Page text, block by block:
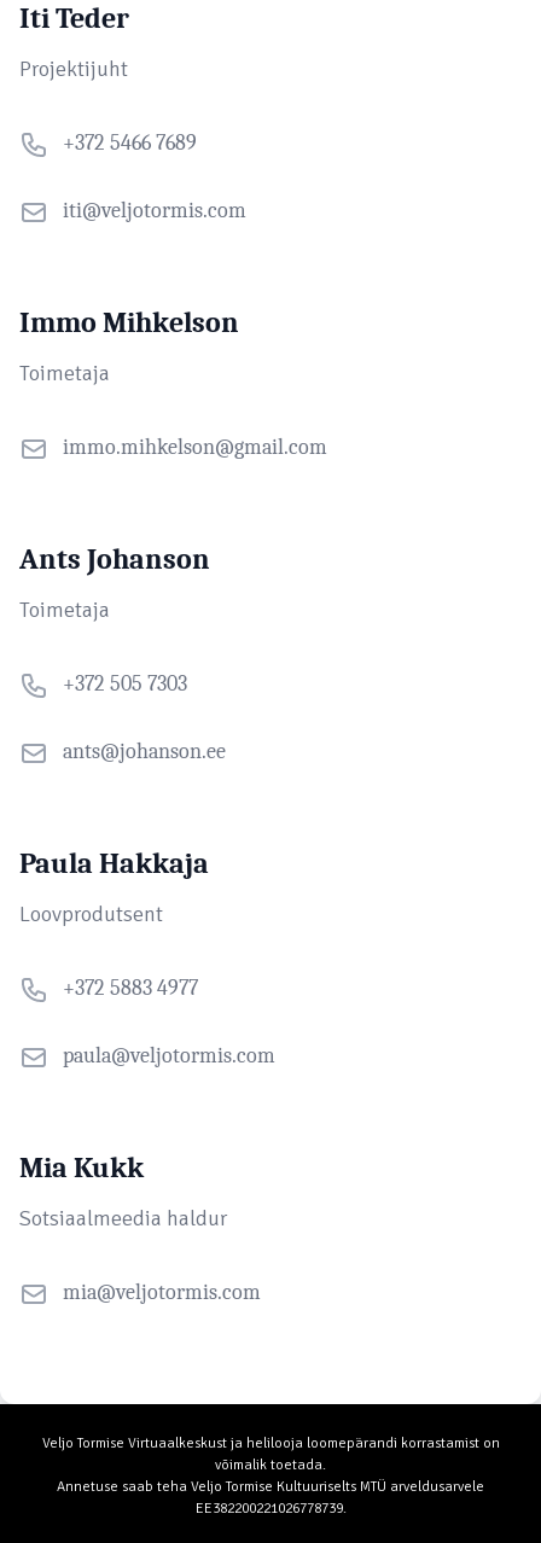
Iti Teder
Projektijuht
+372 5466 7689
iti@veljotormis.com
Immo Mihkelson
Toimetaja
immo.mihkelson@gmail.com
Ants Johanson
Toimetaja
+372 505 7303
ants@johanson.ee
Paula Hakkaja
Loovprodutsent
+372 5883 4977
paula@veljotormis.com
Mia Kukk
Sotsiaalmeedia haldur
mia@veljotormis.com
Veljo Tormise Virtuaalkeskust ja helilooja loomepärandi korrastamist on
võimalik toetada.
Annetuse saab teha Veljo Tormise Kultuuriselts MTÜ arveldusarvele
EE382200221026778739.